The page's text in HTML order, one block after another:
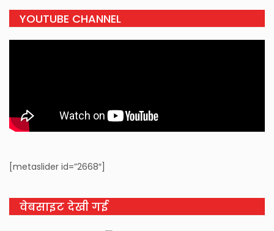
YOUTUBE CHANNEL
[metaslider id=”2668″]
वेबसाइट देखी गई